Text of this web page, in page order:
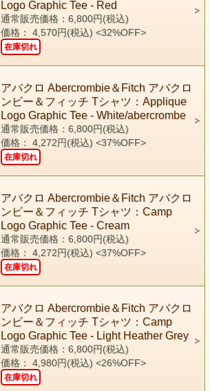
Logo Graphic Tee - Red
通常販売価格：6,800円(税込)
価格： 4,570円(税込) <32%OFF>
在庫切れ
アバクロ Abercrombie＆Fitch アバクロ
ンビー＆フィッチ Tシャツ：Applique
Logo Graphic Tee - White/abercrombe
通常販売価格：6,800円(税込)
価格： 4,272円(税込) <37%OFF>
在庫切れ
アバクロ Abercrombie＆Fitch アバクロ
ンビー＆フィッチ Tシャツ：Camp
Logo Graphic Tee - Cream
通常販売価格：6,800円(税込)
価格： 4,272円(税込) <37%OFF>
在庫切れ
アバクロ Abercrombie＆Fitch アバクロ
ンビー＆フィッチ Tシャツ：Camp
Logo Graphic Tee - Light Heather Grey
通常販売価格：6,800円(税込)
価格： 4,980円(税込) <26%OFF>
在庫切れ